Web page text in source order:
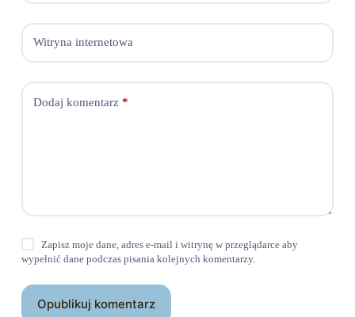
Witryna internetowa
Dodaj komentarz*
Zapisz moje dane, adres e-mail i witrynę w przeglądarce aby
wypełnić dane podczas pisania kolejnych komentarzy.
Opublikuj komentarz